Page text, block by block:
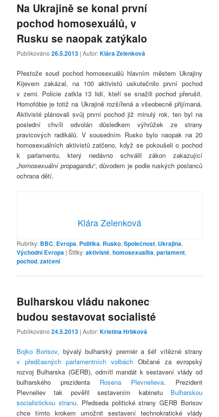
Na Ukrajině se konal první
pochod homosexuálů, v
Rusku se naopak zatýkalo
Publikováno26.5.2013 | Autor:Klára Zelenková
Přestože soud pochod homosexuálů hlavním městem Ukrajiny
Kijevem zakázal, na 100 aktivistů uskutečnilo první pochod
v zemi. Policie zatkla 13 lidí, kteří se snažili pochod přerušit.
Homofóbie je totiž na Ukrajině rozšířená a všeobecně přijímaná.
Aktivisté plánovali svůj první pochod již minulý rok, ten byl na
poslední chvíli odvolán důsledkem výhrůžek ze strany
pravicových radikálů. V sousedním Rusko bylo naopak na 20
homosexuálních aktivistů zatčeno, když se pokoušeli o pochod
k parlamentu, který nedávno schválil zákon zakazující
„homosexuální propagandu“, důvodem je podle ruských poslanců
ochrana dětí.
Klára Zelenková
Rubriky: BBC, Evropa, Politika, Rusko,Společnost, Ukrajina,
Východní Evropa |Štítky:aktivisté,homosexualita,parlament,
pochod,zatčení
Bulharskou vládu nakonec
budou sestavovat socialisté
Publikováno24.5.2013 | Autor:Kristina Hrbková
Bojko Borisov, bývalý bulharský premiér a šéf vítězné strany
v předčasných parlamentních volbách Občané za evropský
rozvoj Bulharska (GERB), odmítl mandát k sestavení vlády od
bulharského prezidenta Rosena Plevnelieva. Prezident
Plevneliev tak pověřil sestavením kabinetu Bulharskou
socialistickou stranu. Předseda politické strany GERB Borisov
chce tímto krokem umožnit sestavení technokratické vlády